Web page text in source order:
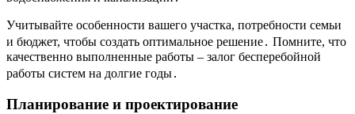
Учитывайте особенности вашего участка, потребности семьи
и бюджет, чтобы создать оптимальное решение․ Помните, что
качественно выполненные работы – залог бесперебойной
работы систем на долгие годы․
Планирование и проектирование